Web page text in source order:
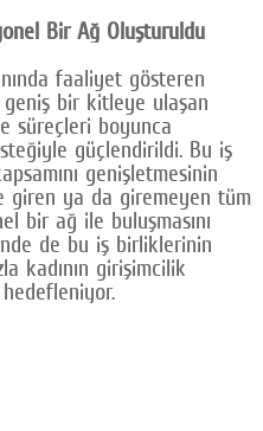
Bir Ağ Oluşturuldu
faaliyet gösteren
geniş bir kitleye ulaşan
süreçleri boyunca
güçlendirildi. Bu iş
genişletmesinin
giren ya da giremeyen tüm
bir ağ ile buluşmasını
de bu iş birliklerinin
kadının girişimcilik